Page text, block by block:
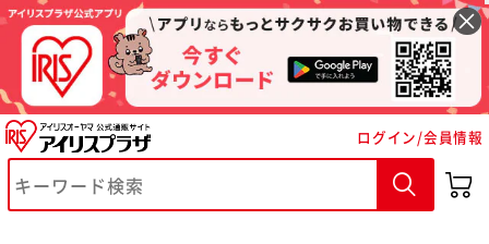
ログイン/会員情報
※ご確認ください
カートに入れる